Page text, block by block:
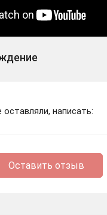
написать:
Оставить отзыв